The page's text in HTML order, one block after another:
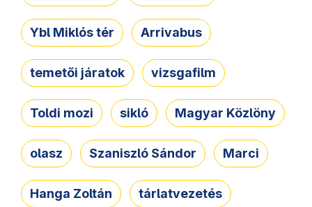
Ybl Miklós tér Arrivabus
temetői járatok vizsgafilm
Toldi mozi sikló Magyar Közlöny
olasz Szaniszló Sándor Marci
Hanga Zoltán tárlatvezetés